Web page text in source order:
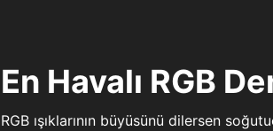
En Havalı RGB
RGB ışıklarının büyüsünü dilersen